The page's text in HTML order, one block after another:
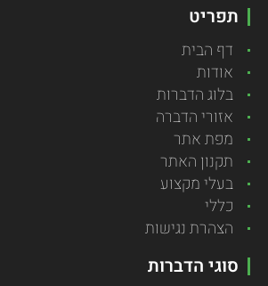
תפריט
דף הבית
אודות
בלוג הדברות
אזורי הדברה
מפת אתר
תקנון האתר
בעלי מקצוע
כללי
הצהרת נגישות
סוגי הדברות